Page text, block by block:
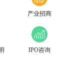
产业招商
IPO咨询